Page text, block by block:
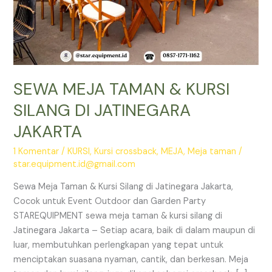
SEWA MEJA TAMAN & KURSI
SILANG DI JATINEGARA
JAKARTA
1 Komentar /KURSI,Kursi crossback,MEJA,Meja taman /
star.equipment.id@gmail.com
Sewa Meja Taman & Kursi Silang di Jatinegara Jakarta,
Cocok untuk Event Outdoor dan Garden Party
STAREQUIPMENT sewa meja taman & kursi silang di
Jatinegara Jakarta – Setiap acara, baik di dalam maupun di
luar, membutuhkan perlengkapan yang tepat untuk
menciptakan suasana nyaman, cantik, dan berkesan. Meja